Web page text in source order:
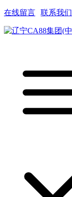
在线留言 联系我们